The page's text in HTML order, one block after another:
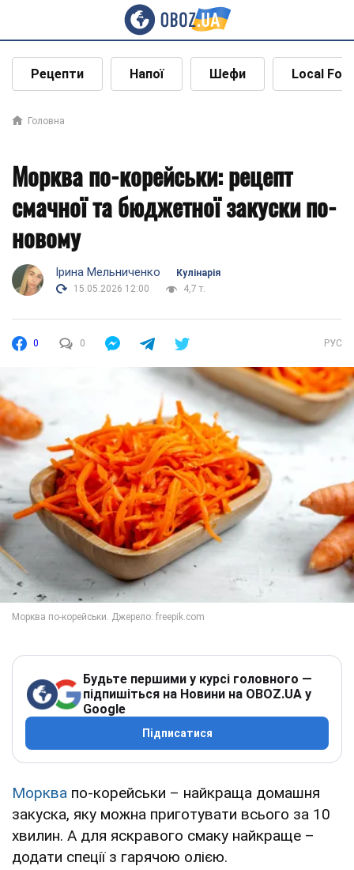
Рецепти Напої Шефи Local
Головна
Морква по-корейськи: рецепт
смачної та бюджетної закуски по-
новому
Ірина Мельниченко
Кулінарія
15.05.2026 12:00
4,7 т.
0 0 РУС
Будьте першими у курсі головного —
підпишіться на Новини на OBOZ.UA у
Google
Підписатися
Морква по-корейськи – найкраща домашня
закуска, яку можна приготувати всього за 10
хвилин. А для яскравого смаку найкраще –
додати спеції з гарячою олією.